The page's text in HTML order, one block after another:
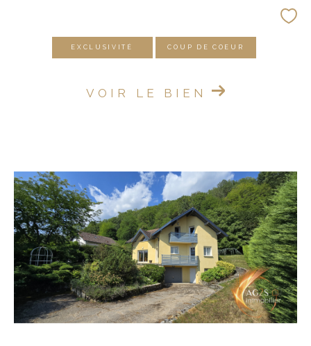
EXCLUSIVITÉ COUP DE COEUR
VOIR LE BIEN